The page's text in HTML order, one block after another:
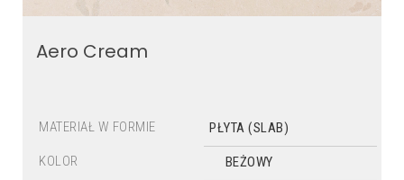
Aero Cream
MATERIAŁ W FORMIE PŁYTA (SLAB)
KOLOR BEŻOWY